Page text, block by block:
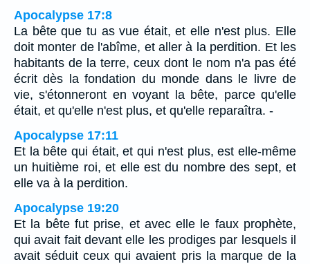
Apocalypse 17:8
La bête que tu as vue était, et elle n'est plus. Elle
doit monter de l'abîme, et aller à la perdition. Et les
habitants de la terre, ceux dont le nom n'a pas été
écrit dès la fondation du monde dans le livre de
vie, s'étonneront en voyant la bête, parce qu'elle
était, et qu'elle n'est plus, et qu'elle reparaîtra. -
Apocalypse 17:11
Et la bête qui était, et qui n'est plus, est elle-même
un huitième roi, et elle est du nombre des sept, et
elle va à la perdition.
Apocalypse 19:20
Et la bête fut prise, et avec elle le faux prophète,
qui avait fait devant elle les prodiges par lesquels il
avait séduit ceux qui avaient pris la marque de la